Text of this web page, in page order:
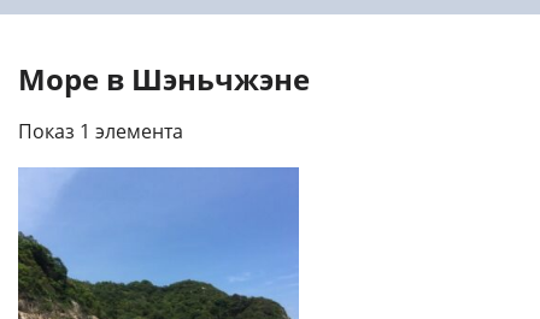
Море в Шэньчжэне
Показ 1 элемента